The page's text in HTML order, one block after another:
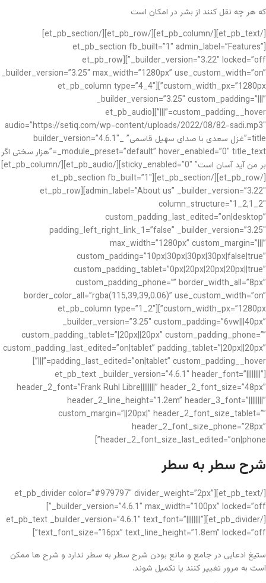
که هر چه نقل کنند از بشر در امکان است
[/et_pb_text][/et_pb_column][/et_pb_row][/et_pb_section]
[et_pb_section fb_built=”1″ admin_label=”Features”
_builder_version=”3.22″ locked=”off”][et_pb_row
_builder_version=”3.25″ max_width=”1280px” use_custom_width=”on”
custom_width_px=”1280px”][et_pb_column type=”4_4″
_builder_version=”3.25″ custom_padding=”|||”
custom_padding__hover=”|||”][et_pb_audio
audio=”https://setiq.com/wp-content/uploads/2022/08/82-sadi.mp3″
title=”غزل سعدی با صدای سهیل قاسمی” _builder_version=”4.6.1″
_module_preset=”default” hover_enabled=”0″ title_text=”هزار سختی اگر
بر من آید آسان است” sticky_enabled=”0″][/et_pb_audio][/et_pb_column]
[/et_pb_row][/et_pb_section][et_pb_section fb_built=”1″
admin_label=”About us” _builder_version=”3.22″][et_pb_row
column_structure=”1_2,1_2″
custom_padding_last_edited=”on|desktop”
padding_left_right_link_1=”false” _builder_version=”3.25″
max_width=”1280px” custom_margin=”|||”
custom_padding=”10px|30px|30px|30px|false|true”
custom_padding_tablet=”0px|20px|20px|20px||true”
custom_padding_phone=”” border_width_all=”8px”
border_color_all=”rgba(115,39,39,0.06)” use_custom_width=”on”
custom_width_px=”1280px”][et_pb_column type=”1_2″
_builder_version=”3.25″ custom_padding=”6vw|||40px”
custom_padding_tablet=”|20px||20px” custom_padding_phone=””
custom_padding_last_edited=”on|tablet” padding_tablet=”|20px||20px”
padding_last_edited=”on|tablet” custom_padding__hover=”|||”]
[et_pb_text _builder_version=”4.6.1″ header_font=”||||||||”
header_2_font=”Frank Ruhl Libre||||||||” header_2_font_size=”48px”
header_2_line_height=”1.2em” header_3_font=”||||||||”
custom_margin=”||20px|” header_2_font_size_tablet=””
header_2_font_size_phone=”28px”
header_2_font_size_last_edited=”on|phone”]
شرح سطر به سطر
[/et_pb_text][et_pb_divider color=”#979797″ divider_weight=”2px”
_builder_version=”4.6.1″ max_width=”100px” locked=”off”]
[/et_pb_divider][et_pb_text _builder_version=”4.6.1″ text_font=”||||||||”
text_font_size=”16px” text_line_height=”1.8em” locked=”off”]
ستیغ ادعایی در جامع و مانع بودن شرح سطر به سطر ندارد و شرح ها ممکن
است به مرور تغییر کنند یا تکمیل شوند.